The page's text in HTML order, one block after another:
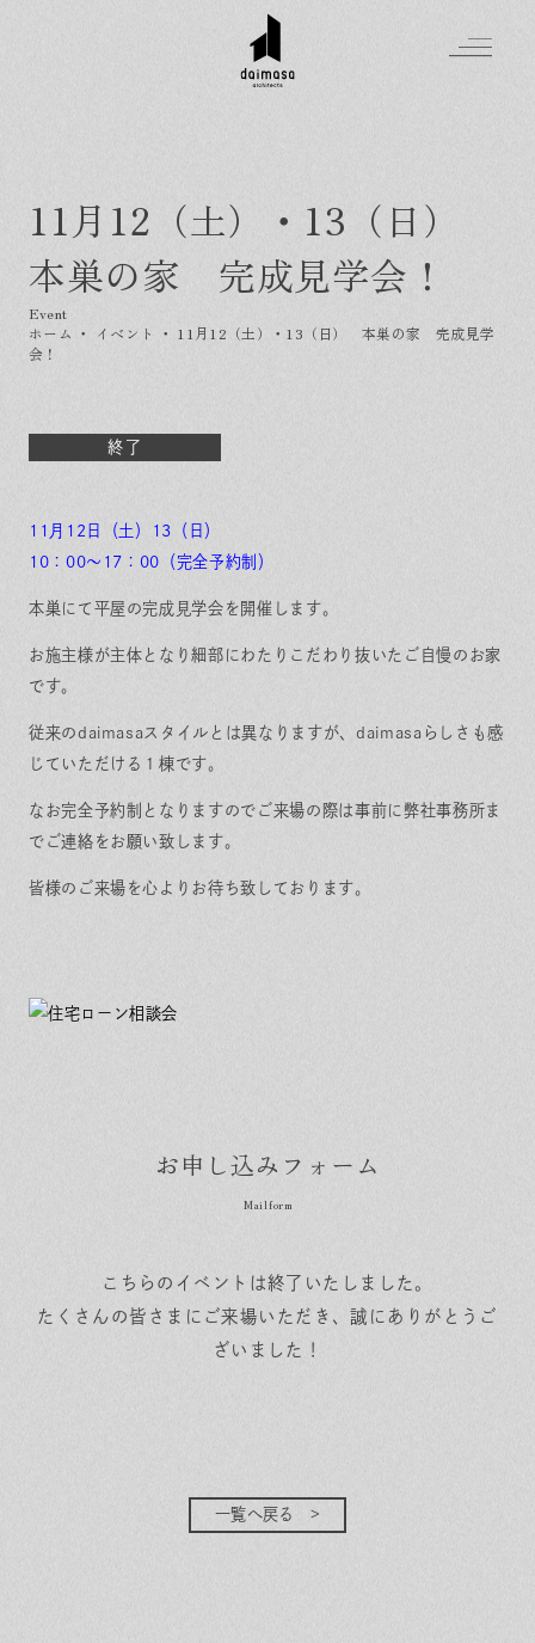
11月12（土）・13（日）
本巣の家 完成見学会！
ホーム ・ イベント ・ 11月12（土）・13（日） 本巣の家 完成見学
会！
終了
11月12日（土）13（日）
10：00～17：00（完全予約制）
本巣にて平屋の完成見学会を開催します。
お施主様が主体となり細部にわたりこだわり抜いたご自慢のお家
です。
従来のdaimasaスタイルとは異なりますが、daimasaらしさも感
じていただける１棟です。
なお完全予約制となりますのでご来場の際は事前に弊社事務所ま
でご連絡をお願い致します。
皆様のご来場を心よりお待ち致しております。
お申し込みフォーム
こちらのイベントは終了いたしました。
たくさんの皆さまにご来場いただき、誠にありがとうご
ざいました！
一覧へ戻る
Greeting
はじめましての方へ
Made in DAIMASA
私たちの想い
住まいの特性
保証とサポート
For customer
イベントを探す
よくある質問
Topics
イベント
Contact
お問い合わせ
st
ag
ra
m
ce
bo
ok
N
E